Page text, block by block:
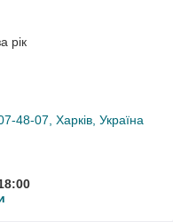
рік
48-07, Харків, Україна